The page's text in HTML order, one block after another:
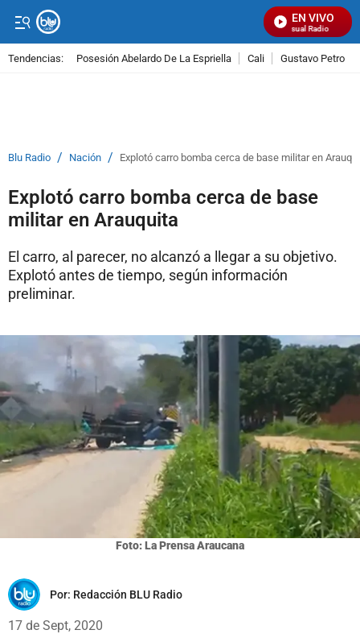
EN VIVO
Señal Visual Radio
Tendencias: Posesión Abelardo De La Espriella Cali Gustavo Petro
Blu Radio / Nación / Explotó carro bomba cerca de base militar en
Explotó carro bomba cerca de base
militar en Arauquita
El carro, al parecer, no alcanzó a llegar a su objetivo.
Explotó antes de tiempo, según información
preliminar.
Foto: La Prensa Araucana
Por: Redacción BLU Radio
17 de Sept, 2020